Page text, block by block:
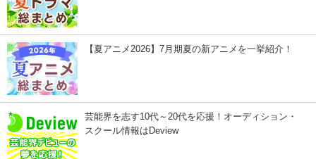
【夏アニメ2026】7月期夏の新アニメを一挙紹介！
芸能界を志す10代～20代を応援！オーディション・
スクール情報はDeview